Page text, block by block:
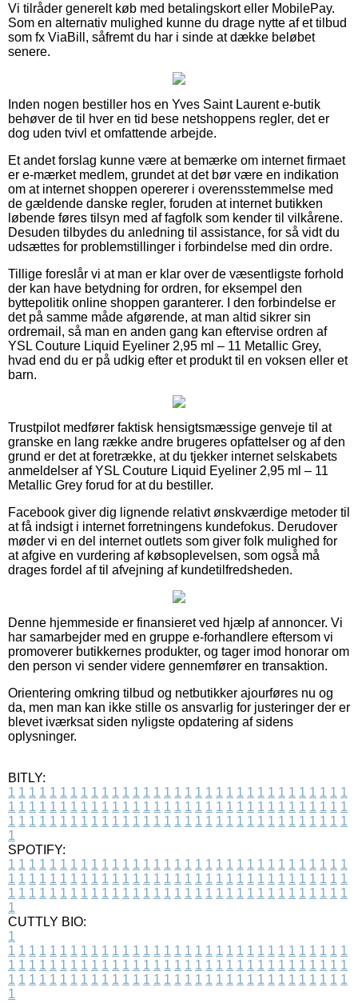
Vi tilråder generelt køb med betalingskort eller MobilePay.
Som en alternativ mulighed kunne du drage nytte af et tilbud
som fx ViaBill, såfremt du har i sinde at dække beløbet
senere.
Inden nogen bestiller hos en Yves Saint Laurent e-butik
behøver de til hver en tid bese netshoppens regler, det er
dog uden tvivl et omfattende arbejde.
Et andet forslag kunne være at bemærke om internet firmaet
er e-mærket medlem, grundet at det bør være en indikation
om at internet shoppen opererer i overensstemmelse med
de gældende danske regler, foruden at internet butikken
løbende føres tilsyn med af fagfolk som kender til vilkårene.
Desuden tilbydes du anledning til assistance, for så vidt du
udsættes for problemstillinger i forbindelse med din ordre.
Tillige foreslår vi at man er klar over de væsentligste forhold
der kan have betydning for ordren, for eksempel den
byttepolitik online shoppen garanterer. I den forbindelse er
det på samme måde afgørende, at man altid sikrer sin
ordremail, så man en anden gang kan eftervise ordren af
YSL Couture Liquid Eyeliner 2,95 ml – 11 Metallic Grey,
hvad end du er på udkig efter et produkt til en voksen eller et
barn.
Trustpilot medfører faktisk hensigtsmæssige genveje til at
granske en lang række andre brugeres opfattelser og af den
grund er det at foretrække, at du tjekker internet selskabets
anmeldelser af YSL Couture Liquid Eyeliner 2,95 ml – 11
Metallic Grey forud for at du bestiller.
Facebook giver dig lignende relativt ønskværdige metoder til
at få indsigt i internet forretningens kundefokus. Derudover
møder vi en del internet outlets som giver folk mulighed for
at afgive en vurdering af købsoplevelsen, som også må
drages fordel af til afvejning af kundetilfredsheden.
Denne hjemmeside er finansieret ved hjælp af annoncer. Vi
har samarbejder med en gruppe e-forhandlere eftersom vi
promoverer butikkernes produkter, og tager imod honorar om
den person vi sender videre gennemfører en transaktion.
Orientering omkring tilbud og netbutikker ajourføres nu og
da, men man kan ikke stille os ansvarlig for justeringer der er
blevet iværksat siden nyligste opdatering af sidens
oplysninger.
BITLY:
1 1 1 1 1 1 1 1 1 1 1 1 1 1 1 1 1 1 1 1 1 1 1 1 1 1 1 1 1 1 1 1 1
1 1 1 1 1 1 1 1 1 1 1 1 1 1 1 1 1 1 1 1 1 1 1 1 1 1 1 1 1 1 1 1 1
1 1 1 1 1 1 1 1 1 1 1 1 1 1 1 1 1 1 1 1 1 1 1 1 1 1 1 1 1 1 1 1 1
1
SPOTIFY:
1 1 1 1 1 1 1 1 1 1 1 1 1 1 1 1 1 1 1 1 1 1 1 1 1 1 1 1 1 1 1 1 1
1 1 1 1 1 1 1 1 1 1 1 1 1 1 1 1 1 1 1 1 1 1 1 1 1 1 1 1 1 1 1 1 1
1 1 1 1 1 1 1 1 1 1 1 1 1 1 1 1 1 1 1 1 1 1 1 1 1 1 1 1 1 1 1 1 1
1
CUTTLY BIO:
1
1 1 1 1 1 1 1 1 1 1 1 1 1 1 1 1 1 1 1 1 1 1 1 1 1 1 1 1 1 1 1 1 1
1 1 1 1 1 1 1 1 1 1 1 1 1 1 1 1 1 1 1 1 1 1 1 1 1 1 1 1 1 1 1 1 1
1 1 1 1 1 1 1 1 1 1 1 1 1 1 1 1 1 1 1 1 1 1 1 1 1 1 1 1 1 1 1 1 1
1